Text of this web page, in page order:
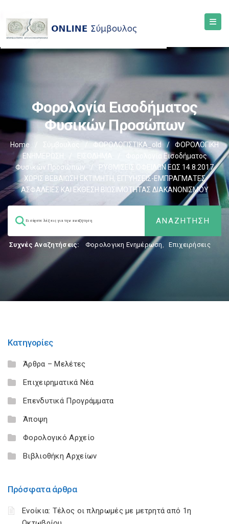
Φορολογία Εισοδήματος
Φυσικών Προσώπων
Home Σύμβουλος / ΦΟΡΟΛΟΓΙΣΤΙΚΑ_old /
ΦΟΡΟΛΟΓΙΚΗ
ΕΝΗΜΕΡΩΣΗ
ΕΙΣΟΔΗΜΑ
Φορολογία Εισοδήματος
Φυσικών Προσώπων
/
ΡΥΘΜΙΣΕΙΣ ΟΦΕΙΛΩΝ ΕΩΣ 14.8.2017
ΧΩΡΙΣ ΒΕΒΑΙΩΣΗ ΕΚΤΙΜΗΤΗ, ΕΓΓΥΗΣΕΙΣ-ΕΜΠΡΑΓΜΑΤΕΣ
ΑΣΦΑΛΕΙΕΣ ΚΑΙ ΕΚΘΕΣΗ ΒΙΩΣΙΜΟΤΗΤΑΣ ΔΙΑΚΑΝΟΝΙΣΜΟΥ
Συχνές Αναζητήσεις: Φορολογικη Ενημέρωση, Επιχειρήσεις
Κατηγορίες
Άρθρα – Μελέτες
Επιχειρηματικά Νέα
Επενδυτικά Προγράμματα
Άποψη
Φορολογικό Αρχείο
Βιβλιοθήκη Αρχείων
Πρόσφατα άρθρα
Ενοίκια: Τέλος οι πληρωμές με μετρητά από 1η